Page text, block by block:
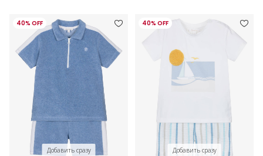
40% OFF
Добавить сразу
40% OFF
Добавить сразу